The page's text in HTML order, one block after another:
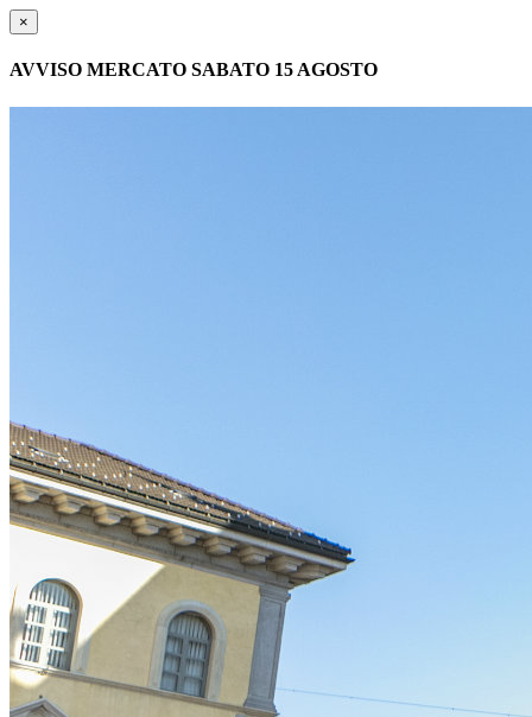
×
AVVISO MERCATO SABATO 15 AGOSTO